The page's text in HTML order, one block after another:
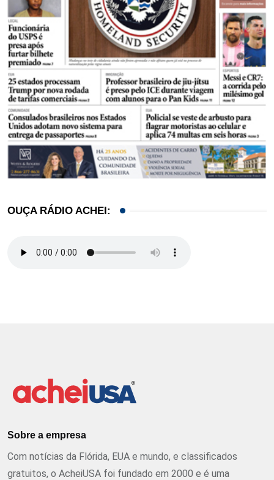
OUÇA RÁDIO ACHEI:
Sobre a empresa
Com notícias da Flórida, EUA e mundo, e classificados
gratuitos, o AcheiUSA foi fundado em 2000 e é uma